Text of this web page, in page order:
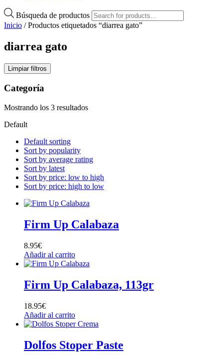
Búsqueda de productos
Inicio / Productos etiquetados “diarrea gato”
diarrea gato
Limpiar filtros
Categoría
Mostrando los 3 resultados
Default
Default sorting
Sort by popularity
Sort by average rating
Sort by latest
Sort by price: low to high
Sort by price: high to low
Firm Up Calabaza
8.95€
Añadir al carrito
Firm Up Calabaza, 113gr
18.95€
Añadir al carrito
Dolfos Stoper Paste